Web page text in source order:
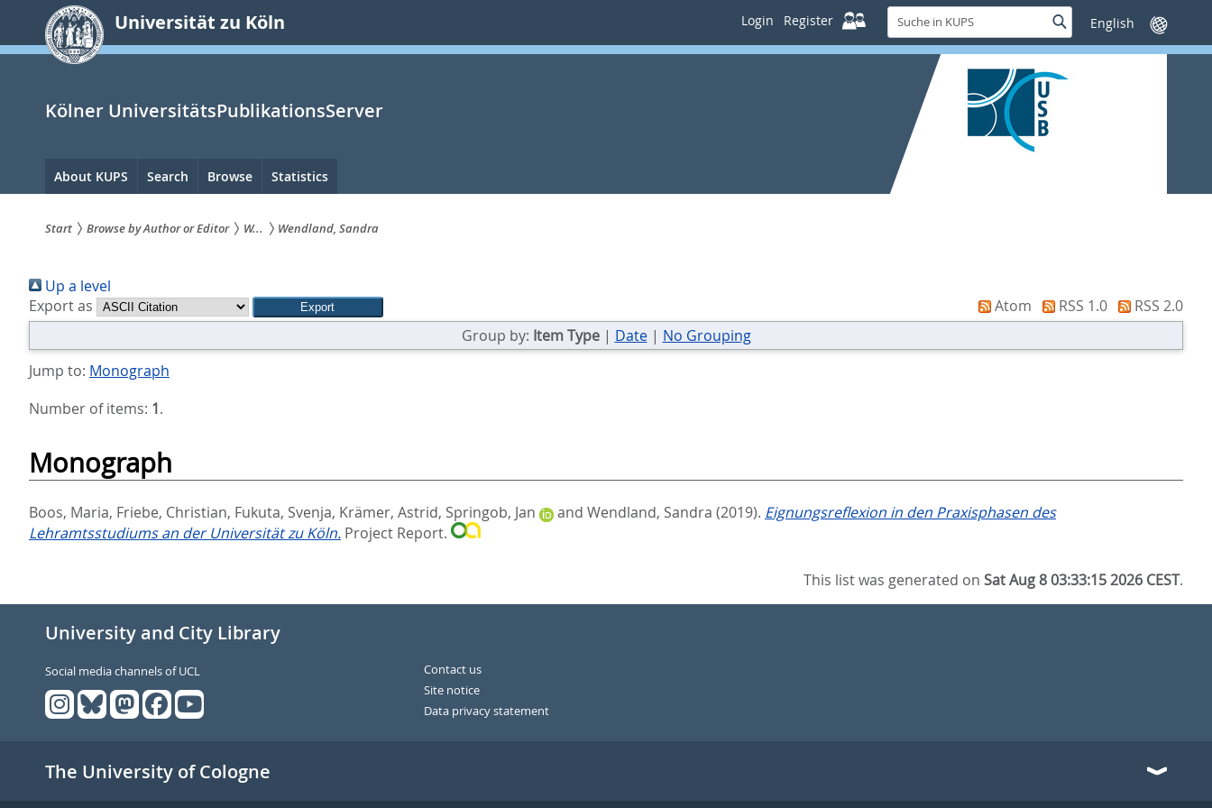
springen
Universität zu Köln Login Register
Suche
in
KUPS
SucheSprache
wechseln
Kölner UniversitätsPublikationsServer
Hauptnavigation
About KUPS Search Browse Statistics
sind
hier:
Start Browse by Author or Editor W... Wendland, Sandra
Up a level
Export as
Atom RSS 1.0
RSS 2.0
Group by: Item Type| Date| No Grouping
Jump to: Monograph
Number of items: 1.
Monograph
Boos, Maria, Friebe, Christian, Fukuta, Svenja, Krämer, Astrid, Springob, Jan and Wendland, Sandra (2019). Eignungsreflexion in den Praxisphasen des
Lehramtsstudiums an der Universität zu Köln. Project Report.
This list was generated onSat Aug 8 03:33:15 2026 CEST.
University and City Library
Social media channels of UCL
Contact us
Site notice
Data privacy statement
The University of Cologne